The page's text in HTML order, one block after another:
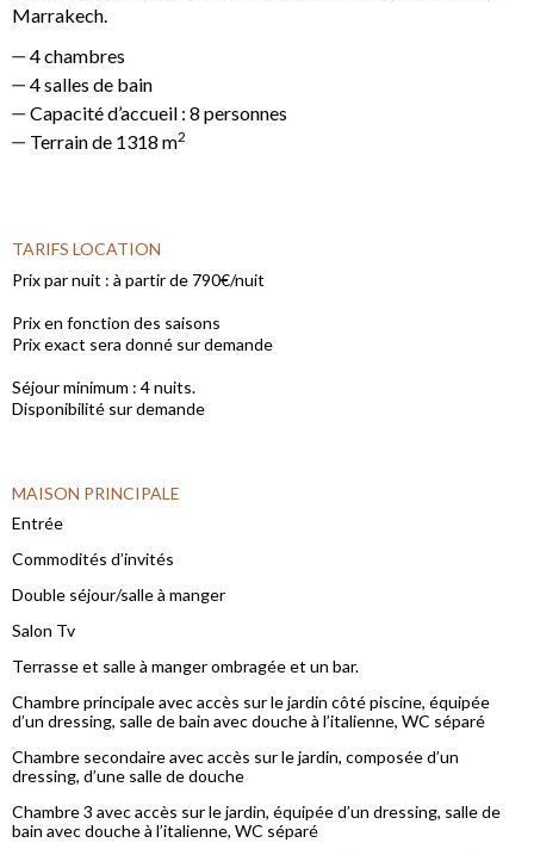
Marrakech.
4 chambres
4 salles de bain
Capacité d’accueil : 8 personnes
Terrain de 1318 m2
TARIFS LOCATION
Prix par nuit : à partir de 790€/nuit
Prix en fonction des saisons
Prix exact sera donné sur demande
Séjour minimum : 4 nuits.
Disponibilité sur demande
MAISON PRINCIPALE
Entrée
Commodités d’invités
Double séjour/salle à manger
Salon Tv
Terrasse et salle à manger ombragée et un bar.
Chambre principale avec accès sur le jardin côté piscine, équipée
d’un dressing, salle de bain avec douche à l’italienne, WC séparé
Chambre secondaire avec accès sur le jardin, composée d’un
dressing, d’une salle de douche
Chambre 3 avec accès sur le jardin, équipée d’un dressing, salle de
bain avec douche à l’italienne, WC séparé